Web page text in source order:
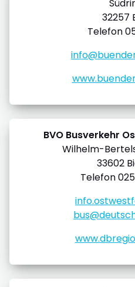
32257
Telefon
BVO Busverkehr
Wilhelm-
33602
Telefon